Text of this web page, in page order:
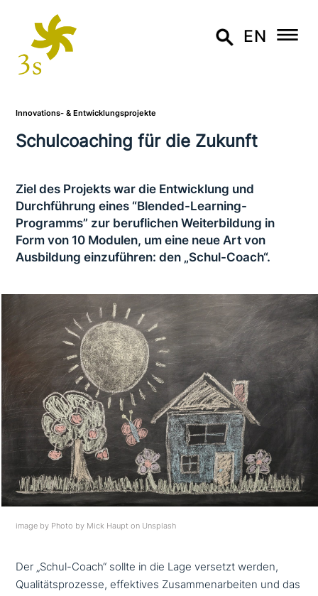
EN
Innovations- & Entwicklungsprojekte
Schulcoaching für die Zukunft
Ziel des Projekts war die Entwicklung und
Durchführung eines “Blended-Learning-
Programms” zur beruf­li­chen Weiterbildung in
Form von 10 Modulen, um eine neue Art von
Ausbildung ein­zu­füh­ren: den „Schul-Coach“.
image by Photo by Mick Haupt on Unsplash
Der „Schul-Coach“ sollte in die Lage versetzt werden,
Qualitätsprozesse, effek­ti­ves Zusammenarbeiten und das